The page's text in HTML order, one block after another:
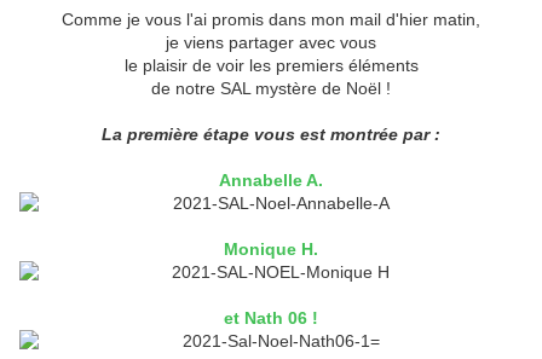
Comme je vous l'ai promis dans mon mail d'hier matin,
je viens partager avec vous
le plaisir de voir les premiers éléments
de notre SAL mystère de Noël !
La première étape vous est montrée par :
Annabelle A.
Monique H.
et Nath 06 !